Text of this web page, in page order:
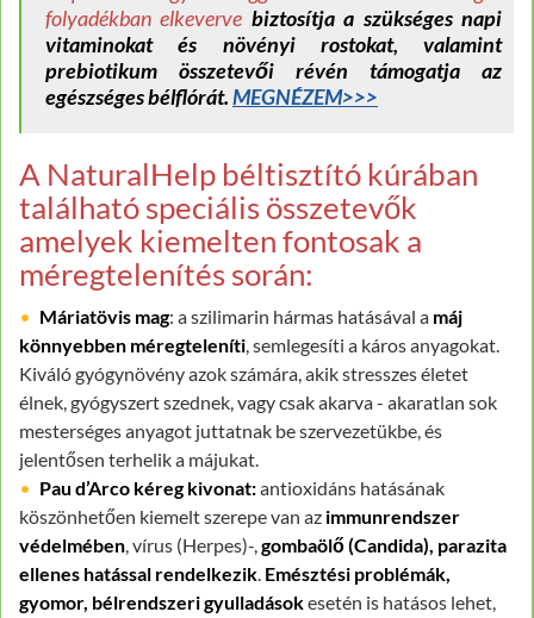
folyadékban elkeverve biztosítja a szükséges napi
vitaminokat és növényi rostokat, valamint
prebiotikum összetevői révén támogatja az
egészséges bélflórát.MEGNÉZEM>>>
A NaturalHelp béltisztító kúrában
található speciális összetevők
amelyek kiemelten fontosak a
méregtelenítés során:
Máriatövis mag: a szilimarin hármas hatásával a máj
könnyebben méregteleníti, semlegesíti a káros anyagokat.
Kiváló gyógynövény azok számára, akik stresszes életet
élnek, gyógyszert szednek, vagy csak akarva - akaratlan sok
mesterséges anyagot juttatnak be szervezetükbe, és
jelentősen terhelik a májukat.
Pau d’Arco kéreg kivonat:antioxidáns hatásának
köszönhetően kiemelt szerepe van az immunrendszer
védelmében, vírus (Herpes)-,gombaölő (Candida), parazita
ellenes hatással rendelkezik. Emésztési problémák,
gyomor, bélrendszeri gyulladásokesetén is hatásos lehet,